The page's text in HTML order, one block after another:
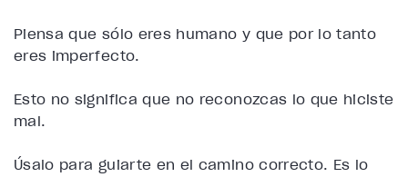
Piensa que sólo eres humano y que por lo tanto
eres imperfecto.
Esto no significa que no reconozcas lo que hiciste
mal.
Úsalo para guiarte en el camino correcto. Es lo